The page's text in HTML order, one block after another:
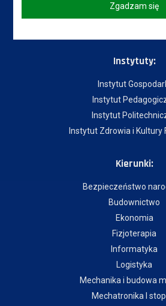
Instytuty:
Instytut
Instytut
Instytut
Instytut Zdrowia i Kultury
Kierunki:
Bezpieczeństwo
Budownictwo
Ekonomia
Fizjoterapia
Informatyka
Logistyka
Mechanika i budowa
Mechatronika I
Zgadzam się